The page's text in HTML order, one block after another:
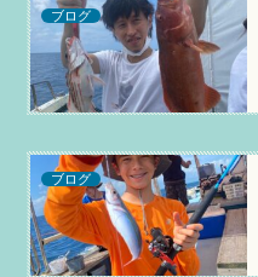
ブログ
ブログ